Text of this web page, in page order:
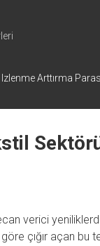
Arttırma
verici
çığır açan bu